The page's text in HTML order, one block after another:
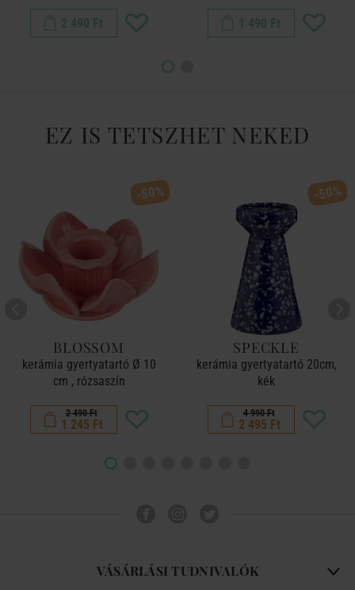
2 490 Ft 1 490 Ft
EZ IS TETSZHET NEKED
-50%
BLOSSOM
kerámia gyertyatartó Ø 10
cm , rózsaszín
2 490 Ft
1 245 Ft
-50%
SPECKLE
kerámia gyertyatartó 20cm,
kék
4 990 Ft
2 495 Ft
VÁSÁRLÁSI TUDNIVALÓK